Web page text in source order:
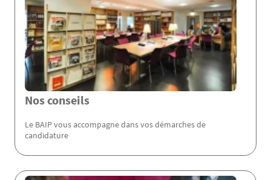
Nos conseils
Le BAIP vous accompagne dans vos démarches de
candidature